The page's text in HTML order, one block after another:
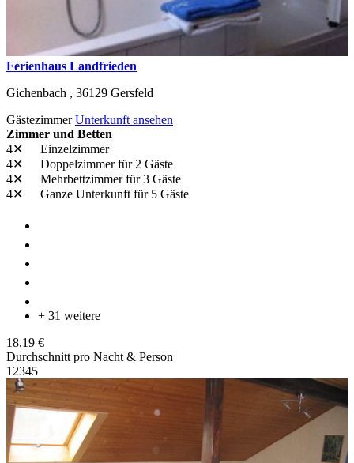
Ferienhaus Landfrieden
Gichenbach , 36129 Gersfeld
GästezimmerUnterkunft ansehen
Zimmer und Betten
4✕
Einzelzimmer
4✕
Doppelzimmerfür 2 Gäste
4✕
Mehrbettzimmerfür 3 Gäste
4✕
Ganze Unterkunft für 5 Gäste
+ 31 weitere
18,19 €
Durchschnitt pro Nacht & Person
1 2345